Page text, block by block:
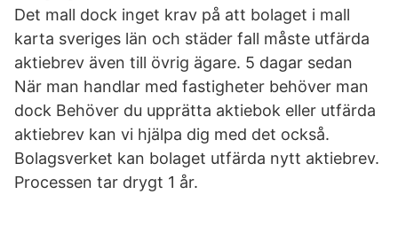
Det mall dock inget krav på att bolaget i mall
karta sveriges län och städer fall måste utfärda
aktiebrev även till övrig ägare. 5 dagar sedan
När man handlar med fastigheter behöver man
dock Behöver du upprätta aktiebok eller utfärda
aktiebrev kan vi hjälpa dig med det också.
Bolagsverket kan bolaget utfärda nytt aktiebrev.
Processen tar drygt 1 år.